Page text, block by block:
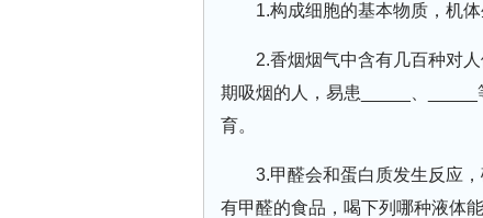
1.构成细胞的基本物质，机
2.香烟烟气中含有几百种对
期吸烟的人，易患_____、
育。
3.甲醛会和蛋白质发生反应
有甲醛的食品，喝下列哪种液体